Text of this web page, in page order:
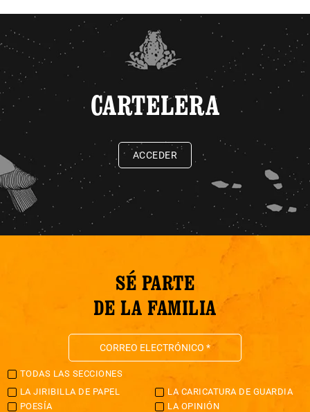
CARTELERA
ACCEDER
SÉ PARTE
DE LA FAMILIA
TODAS LAS SECCIONES
LA JIRIBILLA DE PAPEL
LA CARICATURA DE GUARDIA
POESÍA
LA OPINIÓN